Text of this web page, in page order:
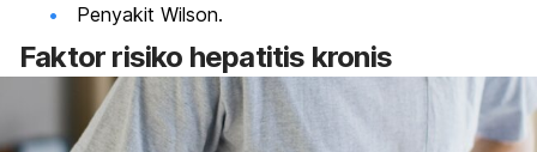
Penyakit Wilson.
Faktor risiko hepatitis kronis